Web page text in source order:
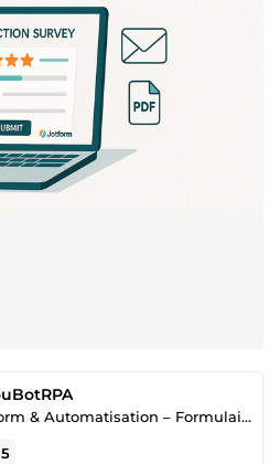
Spécialiste JotForm & Automatisation – Formulaires Pro pour TPE/PME
5